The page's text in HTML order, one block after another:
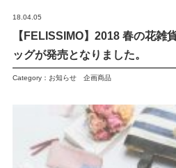
18.04.05
【FELISSIMO】2018 春の花
ッグが発売となりました。
Category： お知らせ 企画商品